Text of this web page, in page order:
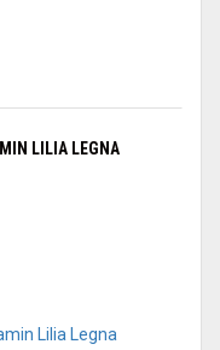
LILIA LEGNA